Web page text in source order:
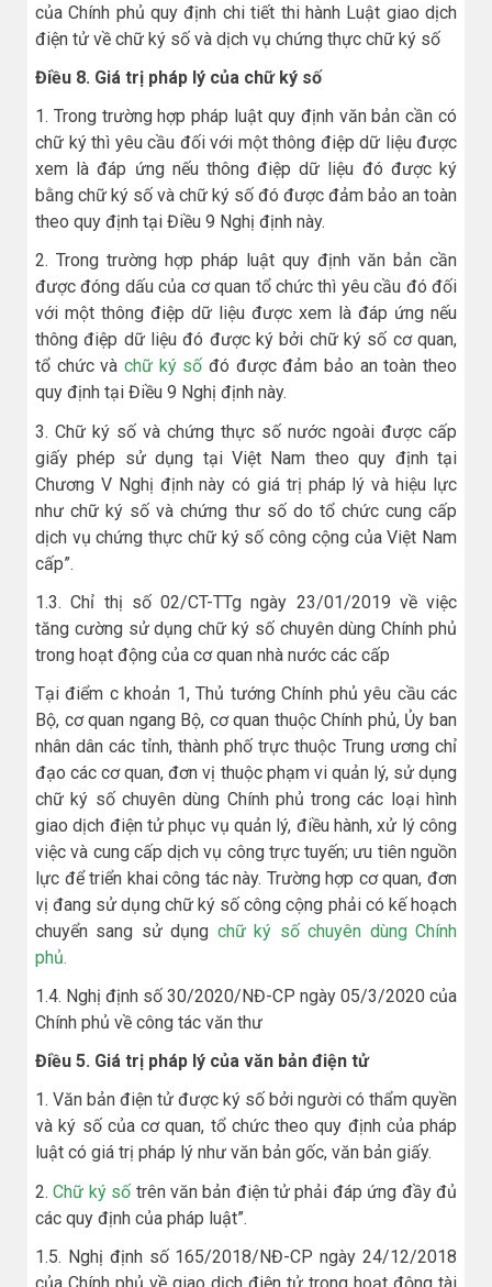
của Chính phủ quy định chi tiết thi hành Luật giao dịch
điện tử về chữ ký số và dịch vụ chứng thực chữ ký số
Điều 8. Giá trị pháp lý của chữ ký số
1. Trong trường hợp pháp luật quy định văn bản cần có
chữ ký thì yêu cầu đối với một thông điệp dữ liệu được
xem là đáp ứng nếu thông điệp dữ liệu đó được ký
bằng chữ ký số và chữ ký số đó được đảm bảo an toàn
theo quy định tại Điều 9 Nghị định này.
2. Trong trường hợp pháp luật quy định văn bản cần
được đóng dấu của cơ quan tổ chức thì yêu cầu đó đối
với một thông điệp dữ liệu được xem là đáp ứng nếu
thông điệp dữ liệu đó được ký bởi chữ ký số cơ quan,
tổ chức và chữ ký số đó được đảm bảo an toàn theo
quy định tại Điều 9 Nghị định này.
3. Chữ ký số và chứng thực số nước ngoài được cấp
giấy phép sử dụng tại Việt Nam theo quy định tại
Chương V Nghị định này có giá trị pháp lý và hiệu lực
như chữ ký số và chứng thư số do tổ chức cung cấp
dịch vụ chứng thực chữ ký số công cộng của Việt Nam
cấp”.
1.3. Chỉ thị số 02/CT-TTg ngày 23/01/2019 về việc
tăng cường sử dụng chữ ký số chuyên dùng Chính phủ
trong hoạt động của cơ quan nhà nước các cấp
Tại điểm c khoản 1, Thủ tướng Chính phủ yêu cầu các
Bộ, cơ quan ngang Bộ, cơ quan thuộc Chính phủ, Ủy ban
nhân dân các tỉnh, thành phố trực thuộc Trung ương chỉ
đạo các cơ quan, đơn vị thuộc phạm vi quản lý, sử dụng
chữ ký số chuyên dùng Chính phủ trong các loại hình
giao dịch điện tử phục vụ quản lý, điều hành, xử lý công
việc và cung cấp dịch vụ công trực tuyến; ưu tiên nguồn
lực để triển khai công tác này. Trường hợp cơ quan, đơn
vị đang sử dụng chữ ký số công cộng phải có kế hoạch
chuyển sang sử dụng chữ ký số chuyên dùng Chính
phủ.
1.4. Nghị định số 30/2020/NĐ-CP ngày 05/3/2020 của
Chính phủ về công tác văn thư
Điều 5. Giá trị pháp lý của văn bản điện tử
1. Văn bản điện tử được ký số bởi người có thẩm quyền
và ký số của cơ quan, tổ chức theo quy định của pháp
luật có giá trị pháp lý như văn bản gốc, văn bản giấy.
2.Chữ ký số trên văn bản điện tử phải đáp ứng đầy đủ
các quy định của pháp luật”.
1.5. Nghị định số 165/2018/NĐ-CP ngày 24/12/2018